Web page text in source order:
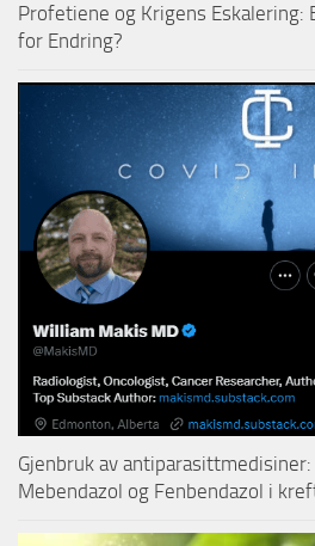
Profetiene og Krigens Eskalering:
for Endring?
Gjenbruk av
Mebendazol og Fenbendazol i